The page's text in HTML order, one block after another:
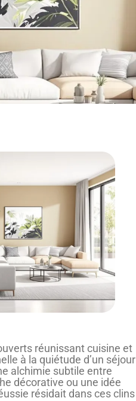
réunissant cuisine et
à la quiétude d’un séjour
alchimie subtile entre
décorative ou une idée
résidait dans ces clins